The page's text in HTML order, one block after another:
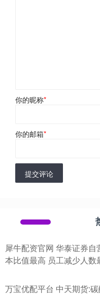
你的昵称*
你的邮箱*
提交评论
犀牛配资官网 华泰证券
本比值最高 员工减少人数
万宝优配平台 中天期货: